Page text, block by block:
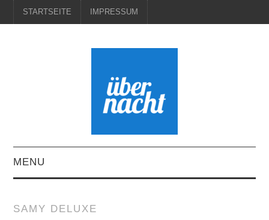
STARTSEITE IMPRESSUM
MENU
SAMY DELUXE